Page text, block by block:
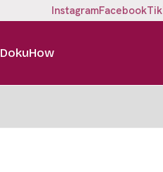
InstagramFacebook
DokuHow